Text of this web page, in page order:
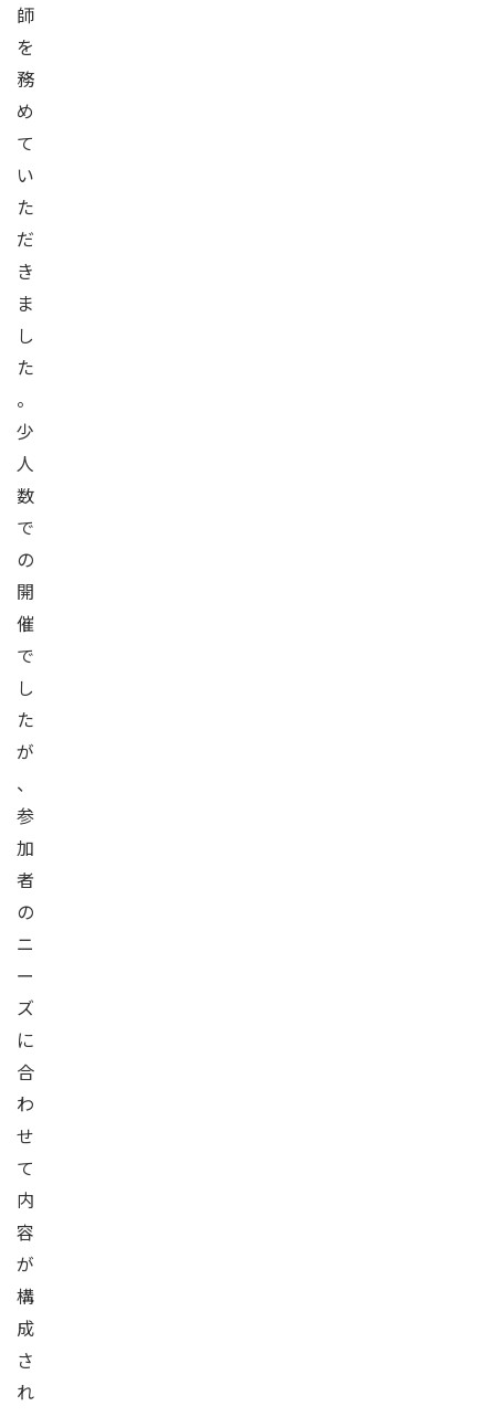
師
を
務
め
て
い
た
だ
き
ま
し
た
。
少
人
数
で
の
開
催
で
し
た
が
、
参
加
者
の
ニ
ー
ズ
に
合
わ
せ
て
内
容
が
構
成
さ
れ